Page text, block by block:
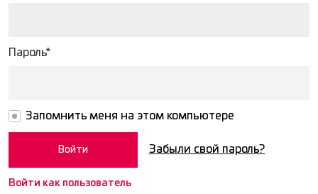
Пароль*
Запомнить меня на этом компьютере
Забыли свой пароль?
Войти как пользователь